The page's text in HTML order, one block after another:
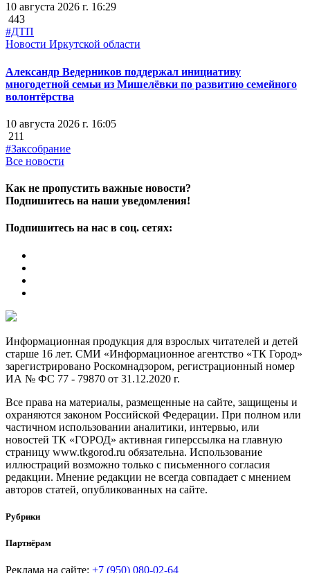
10 августа 2026 г. 16:29
443
#ДТП
Новости Иркутской области
Александр Ведерников поддержал инициативу
многодетной семьи из Мишелёвки по развитию семейного
волонтёрства
10 августа 2026 г. 16:05
211
#Заксобрание
Все новости
Как не пропустить важные новости?
Подпишитесь на наши уведомления!
Подпишитесь на нас в соц. сетях:
Информационная продукция для взрослых читателей и детей
старше 16 лет. СМИ «Информационное агентство «ТК Город»
зарегистрировано Роскомнадзором, регистрационный номер
ИА № ФС 77 - 79870 от 31.12.2020 г.
Все права на материалы, размещенные на сайте, защищены и
охраняются законом Российской Федерации. При полном или
частичном использовании аналитики, интервью, или
новостей ТК «ГОРОД» активная гиперссылка на главную
страницу www.tkgorod.ru обязательна. Использование
иллюстраций возможно только с письменного согласия
редакции. Мнение редакции не всегда совпадает с мнением
авторов статей, опубликованных на сайте.
Рубрики
Партнёрам
Реклама на сайте: +7 (950) 080-02-64